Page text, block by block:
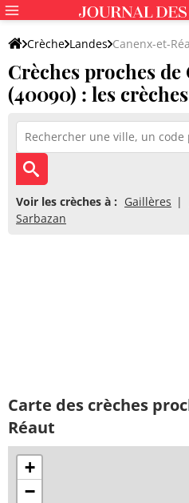
Crèche Landes Canenx-et-
Crèches proches
(40090) : les
Voir les crèches à : Gaillères
Sarbazan
Carte des crèches
Réaut
+
−